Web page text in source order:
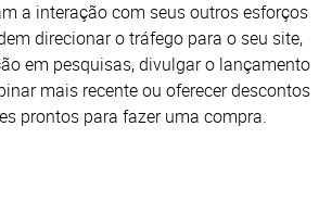
a interação com seus outros esforços
direcionar o tráfego para o seu site,
em pesquisas, divulgar o lançamento
mais recente ou oferecer descontos
prontos para fazer uma compra.